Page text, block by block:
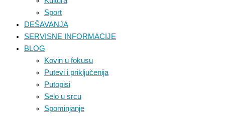
Sport
DEŠAVANJA
SERVISNE INFORMACIJE
BLOG
Kovin u fokusu
Putevi i priključenija
Putopisi
Selo u srcu
Spominjanje